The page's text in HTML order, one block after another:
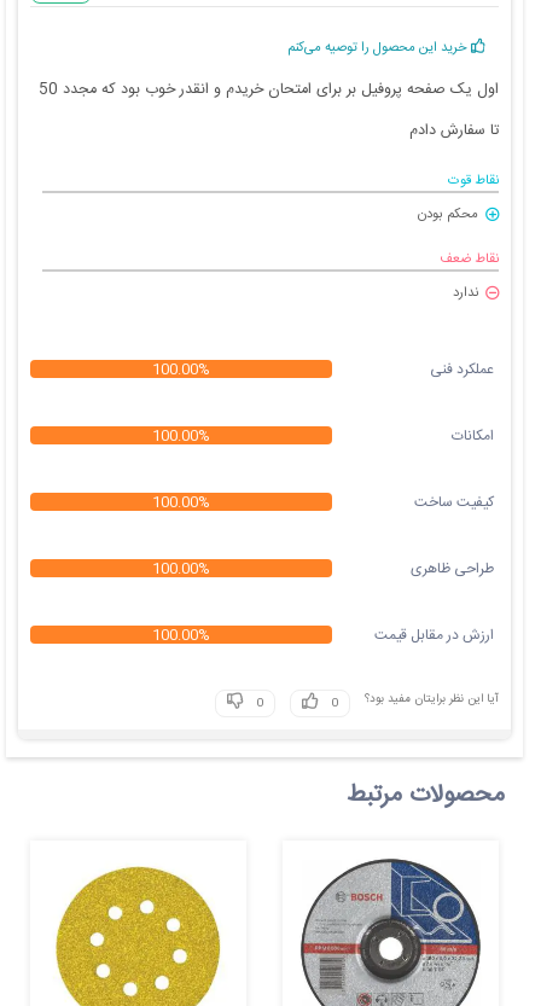
خرید این محصول را توصیه می‌کنم
اول یک صفحه پروفیل بر برای امتحان خریدم و انقدر خوب بود که مجدد 50
تا سفارش دادم
نقاط قوت
محکم بودن
نقاط ضعف
ندارد
عملکرد فنی 100.00%
امکانات 100.00%
کیفیت ساخت 100.00%
طراحی ظاهری 100.00%
ارزش در مقابل قیمت 100.00%
آیا این نظر برایتان مفید بود؟
محصولات مرتبط